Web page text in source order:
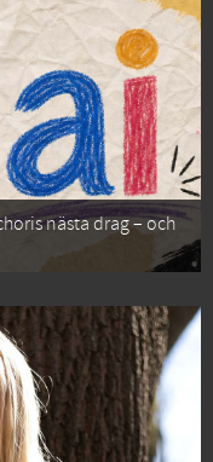
nästa drag – och